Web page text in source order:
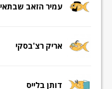
עמיר הזאב שבתאי
אריק רצ'בסקי
דותן בלייס